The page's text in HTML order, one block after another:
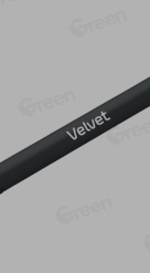
Показать 15-28 из 79